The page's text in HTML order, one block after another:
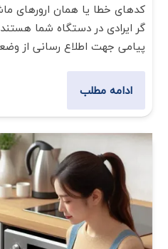
کدهای خطا یا همان ارورهای
گر ایرادی در دستگاه شما هستند.
پیامی جهت اطلاع رسانی از
ادامه مطلب